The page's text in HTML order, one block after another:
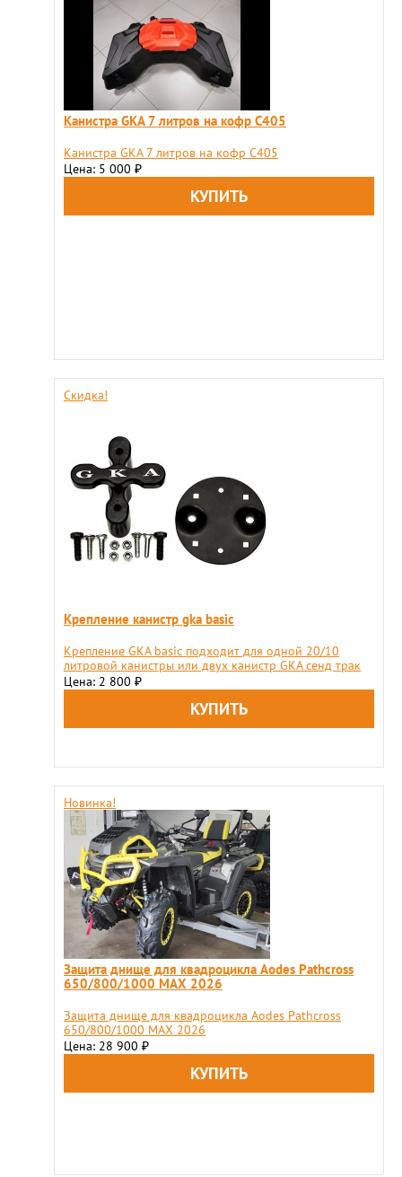
Канистра GKA 7 литров на кофр C405
Канистра GKA 7 литров на кофр C405
Цена: 5 000 ₽
Скидка!
Крепление канистр gka basic
Крепление GKA basic подходит для одной 20/10
литровой канистры или двух канистр GKA сенд трак
Цена: 2 800 ₽
Новинка!
Защита днище для квадроцикла Aodes Pathcross
650/800/1000 MAX 2026
Защита днище для квадроцикла Aodes Pathcross
650/800/1000 MAX 2026
Цена: 28 900 ₽